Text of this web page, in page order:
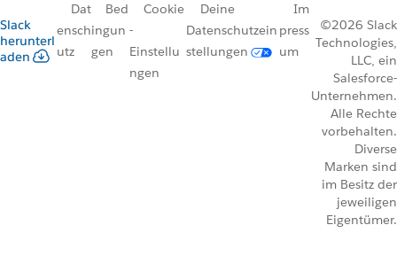
Slack
herunterl
aden
Dat
ensch
utz
Bed
ingun
gen
Cookie
-
Einstellu
ngen
Deine
Datenschutzein
stellungen
Im
press
um
©2026 Slack
Technologies,
LLC, ein
Salesforce-
Unternehmen.
Alle Rechte
vorbehalten.
Diverse
Marken sind
im Besitz der
jeweiligen
Eigentümer.